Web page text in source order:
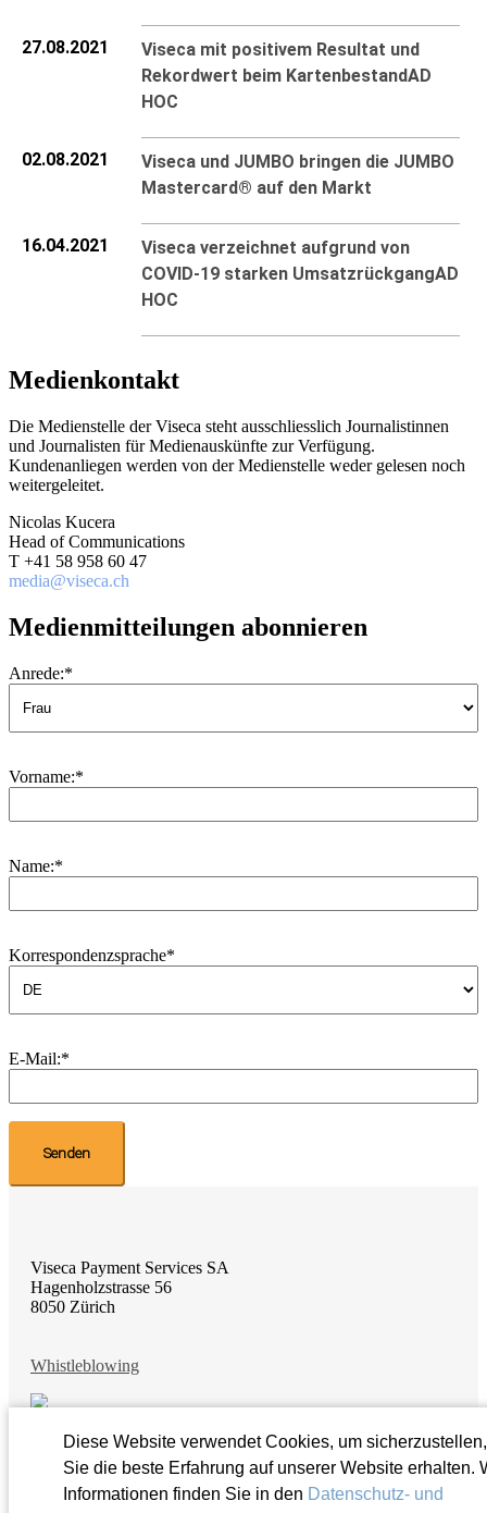
Diese Website verwendet Cookies, um
Sie die beste Erfahrung auf unserer Website erhalten.
Informationen finden Sie in den Datenschutz- und
27.08.2021
Viseca mit positivem Resultat und
Rekordwert beim KartenbestandAD
HOC
02.08.2021
Viseca und JUMBO bringen die JUMBO
Mastercard® auf den Markt
16.04.2021
Viseca verzeichnet aufgrund von
COVID-19 starken UmsatzrückgangAD
HOC
Medienkontakt
Die Medienstelle der Viseca steht ausschliesslich Journalistinnen
und Journalisten für Medienauskünfte zur Verfügung.
Kundenanliegen werden von der Medienstelle weder gelesen noch
weitergeleitet.
Nicolas Kucera
Head of Communications
T +41 58 958 60 47
media@viseca.ch
Medienmitteilungen abonnieren
Anrede:*
Vorname:*
Name:*
Korrespondenzsprache*
E-Mail:*
Viseca Payment Services SA
Hagenholzstrasse 56
8050 Zürich
Whistleblowing
© 2026 Viseca Payment Services SA